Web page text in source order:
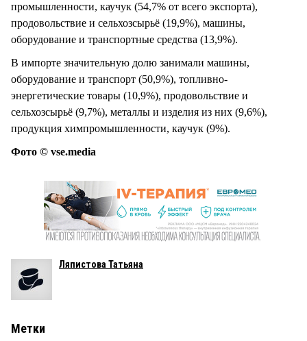
промышленности, каучук (54,7% от всего экспорта),
продовольствие и сельхозсырьё (19,9%), машины,
оборудование и транспортные средства (13,9%).
В импорте значительную долю занимали машины,
оборудование и транспорт (50,9%), топливно-
энергетические товары (10,9%), продовольствие и
сельхозсырьё (9,7%), металлы и изделия из них (9,6%),
продукция химпромышленности, каучук (9%).
Фото © vse.media
Ляпистова Татьяна
Метки